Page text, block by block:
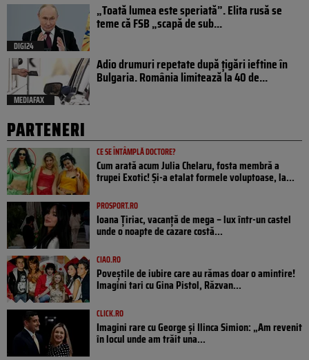
DIGI24
„Toată lumea este speriată”. Elita rusă se
teme că FSB „scapă de sub...
MEDIAFAX
Adio drumuri repetate după țigări ieftine în
Bulgaria. România limitează la 40 de...
PARTENERI
CE SE ÎNTÂMPLĂ DOCTORE?
Cum arată acum Julia Chelaru, fosta membră a
trupei Exotic! Și-a etalat formele voluptoase, la...
PROSPORT.RO
Ioana Țiriac, vacanță de mega – lux într-un castel
unde o noapte de cazare costă...
CIAO.RO
Poveştile de iubire care au rămas doar o amintire!
Imagini tari cu Gina Pistol, Răzvan...
CLICK.RO
Imagini rare cu George și Ilinca Simion: „Am revenit
în locul unde am trăit una...